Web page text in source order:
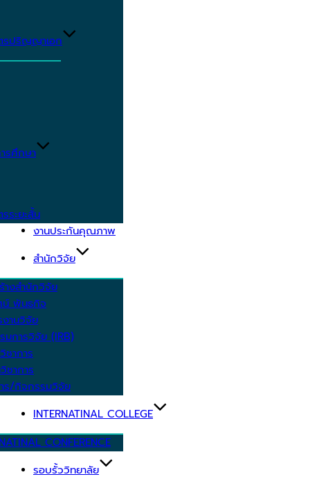
รปริญญาเอก
รศึกษา
ระยะสั้น
งานประกันคุณภาพ
สำนักวิจัย
างสำนักวิจัย
น์ พันธกิจ
งานวิจัย
มการวิจัย (IRB)
ชาการ
ชาการ
ร/กิจกรรมวิจัย
INTERNATINAL COLLEGE
CONFERENCE
รอบรั้ววิทยาลัย